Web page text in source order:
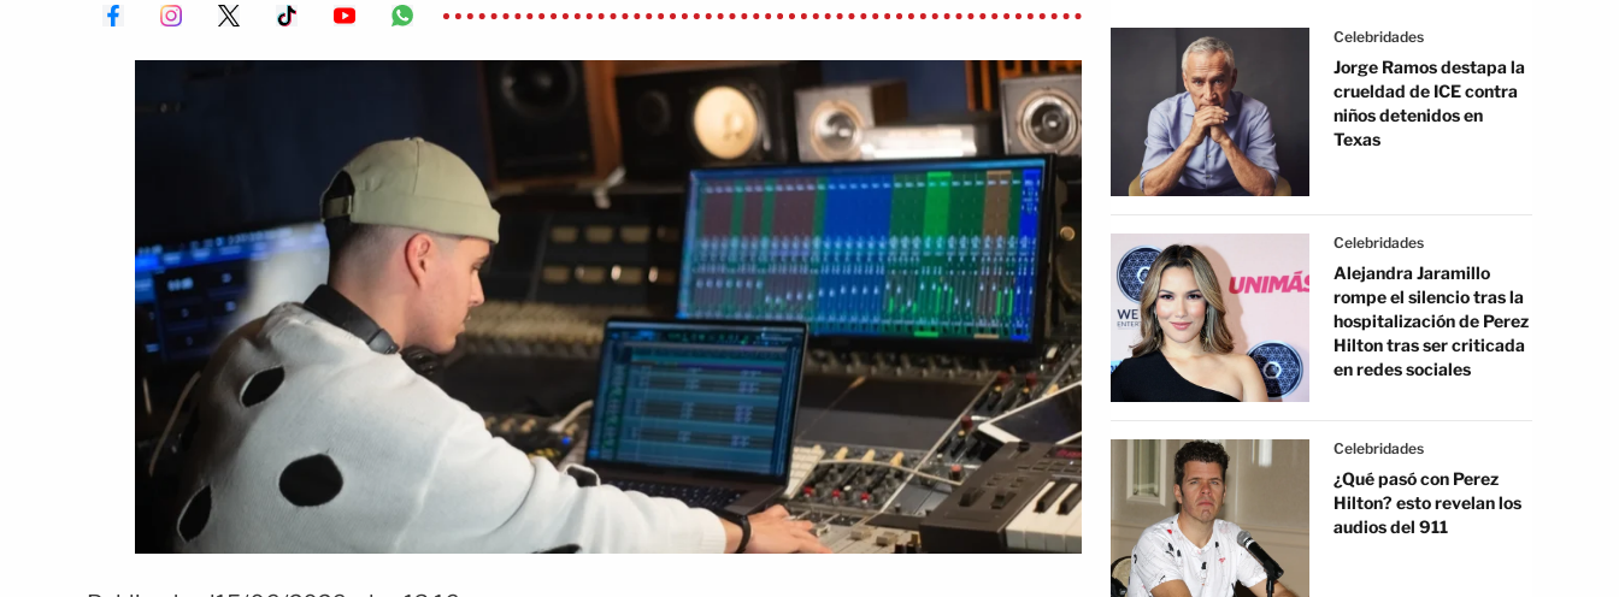
Celebridades
Jorge Ramos destapa la
crueldad de ICE contra
niños detenidos en
Texas
Celebridades
Alejandra Jaramillo
rompe el silencio tras la
hospitalización de Perez
Hilton tras ser criticada
en redes sociales
Celebridades
¿Qué pasó con Perez
Hilton? esto revelan los
audios del 911